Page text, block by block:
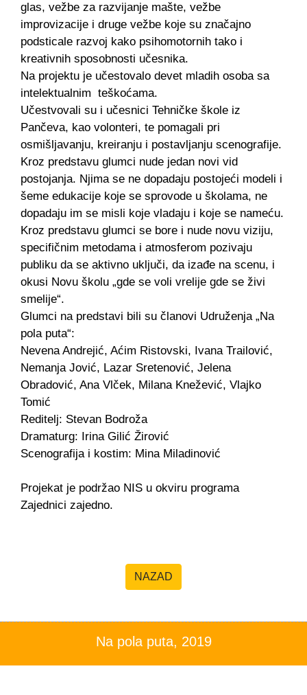
glas, vežbe za razvijanje mašte, vežbe
improvizacije i druge vežbe koje su značajno
podsticale razvoj kako psihomotornih tako i
kreativnih sposobnosti učesnika.
Na projektu je učestovalo devet mladih osoba sa
intelektualnim teškoćama.
Učestvovali su i učesnici Tehničke škole iz
Pančeva, kao volonteri, te pomagali pri
osmišljavanju, kreiranju i postavljanju scenografije.
Kroz predstavu glumci nude jedan novi vid
postojanja. Njima se ne dopadaju postojeći modeli i
šeme edukacije koje se sprovode u školama, ne
dopadaju im se misli koje vladaju i koje se nameću.
Kroz predstavu glumci se bore i nude novu viziju,
specifičnim metodama i atmosferom pozivaju
publiku da se aktivno uključi, da izađe na scenu, i
okusi Novu školu „gde se voli vrelije gde se živi
smelije“.
Glumci na predstavi bili su članovi Udruženja „Na
pola puta“:
Nevena Andrejić, Aćim Ristovski, Ivana Trailović,
Nemanja Jović, Lazar Sretenović, Jelena
Obradović, Ana Vlček, Milana Knežević, Vlajko
Tomić
Reditelj: Stevan Bodroža
Dramaturg: Irina Gilić Žirović
Scenografija i kostim: Mina Miladinović
Projekat je podržao NIS u okviru programa
Zajednici zajedno.
NAZAD
Na pola puta, 2019